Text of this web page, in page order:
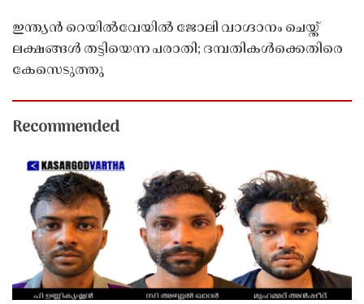
ഇന്ത്യൻ റെയിൽവേയിൽ ജോലി വാഗ്ദാനം ചെയ്ത്
ലക്ഷങ്ങൾ തട്ടിയെന്ന പരാതി; ദമ്പതികൾക്കെതിരെ
കേസെടുത്തു
Recommended